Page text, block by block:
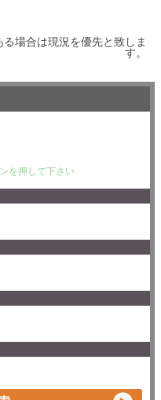
場合は現況を優先と致しま
す。
を押して下さい